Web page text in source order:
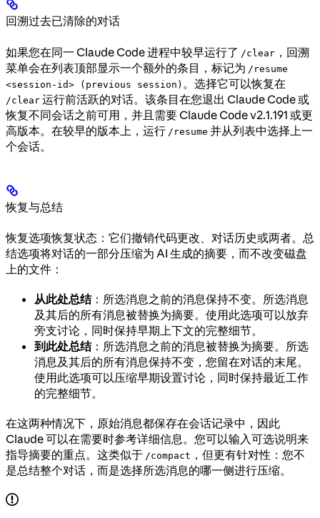
回溯过去已清除的对话
如果您在同一 Claude Code 进程中较早运行了 /clear ，回溯
菜单会在列表顶部显示一个额外的条目，标记为 /resume
<session-id> (previous session) 。选择它可以恢复在
/clear 运行前活跃的对话。该条目在您退出 Claude Code 或
恢复不同会话之前可用，并且需要 Claude Code v2.1.191 或更
高版本。在较早的版本上，运行 /resume 并从列表中选择上一
个会话。
恢复与总结
恢复选项恢复状态：它们撤销代码更改、对话历史或两者。总
结选项将对话的一部分压缩为 AI 生成的摘要，而不改变磁盘
上的文件：
从此处总结：所选消息之前的消息保持不变。所选消息
及其后的所有消息被替换为摘要。使用此选项可以放弃
旁支讨论，同时保持早期上下文的完整细节。
到此处总结：所选消息之前的消息被替换为摘要。所选
消息及其后的所有消息保持不变，您留在对话的末尾。
使用此选项可以压缩早期设置讨论，同时保持最近工作
的完整细节。
在这两种情况下，原始消息都保存在会话记录中，因此
Claude 可以在需要时参考详细信息。您可以输入可选说明来
指导摘要的重点。这类似于 /compact ，但更有针对性：您不
是总结整个对话，而是选择所选消息的哪一侧进行压缩。